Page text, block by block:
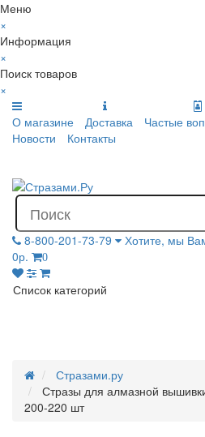
Меню
×
Информация
×
Поиск товаров
×
О магазине
Доставка Частые
Новости
Контакты
8-800-201-73-79
Хотите, мы
0р.
0
Список категорий
Стразами.ру
Стразы для алмазной
200-220 шт